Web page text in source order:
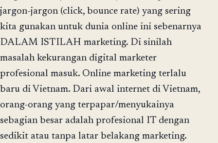
jargon-jargon (click, bounce rate) yang sering
kita gunakan untuk dunia online ini sebenarnya
DALAM ISTILAH marketing. Di sinilah
masalah kekurangan digital marketer
profesional masuk. Online marketing terlalu
baru di Vietnam. Dari awal internet di Vietnam,
orang-orang yang terpapar/menyukainya
sebagian besar adalah profesional IT dengan
sedikit atau tanpa latar belakang marketing.